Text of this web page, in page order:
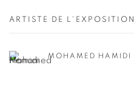
ARTISTE DE L'EXPOSITION
MOHAMED HAMIDI